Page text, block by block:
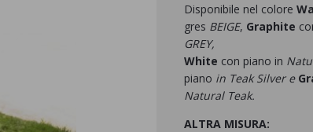
Disponibile nel colore
gres BEIGE, Graphite
GREY,
White con piano in
piano in Teak Silver e
Natural Teak.
ALTRA MISURA: